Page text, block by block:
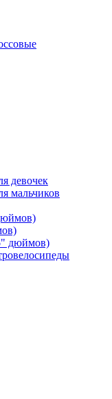
девочек
мальчиков
дюймов)